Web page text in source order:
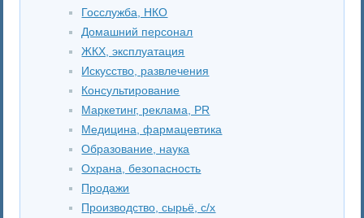
Госслужба, НКО
Домашний персонал
ЖКХ, эксплуатация
Искусство, развлечения
Консультирование
Маркетинг, реклама, PR
Медицина, фармацевтика
Образование, наука
Охрана, безопасность
Продажи
Производство, сырьё, с/х